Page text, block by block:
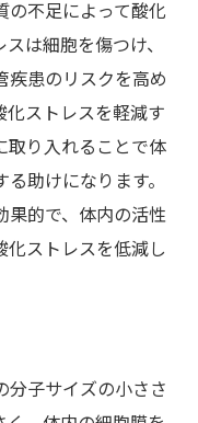
の不足によって酸化
は細胞を傷つけ、
疾患のリスクを高め
化ストレスを軽減す
取り入れることで体
助けになります。
果的で、体内の活性
化ストレスを低減し
分子サイズの小ささ